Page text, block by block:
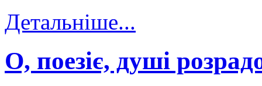
Детальніше...
О, поезіє, душі